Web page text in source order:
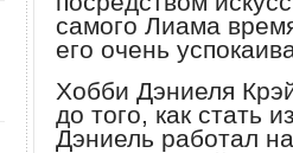
самого Лиама
его очень
Хобби Дэниеля
до того, как стать
Дэниель работал